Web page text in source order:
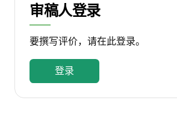
审稿人登录
要撰写评价，请在此登录。
登录